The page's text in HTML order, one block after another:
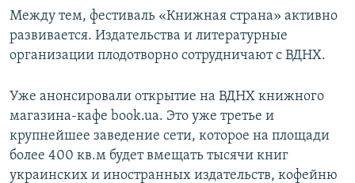
Между тем, фестиваль «Книжная страна» активно
развивается. Издательства и литературные
организации плодотворно сотрудничают с ВДНХ.
Уже анонсировали открытие на ВДНХ книжного
магазина-кафе book.ua. Это уже третье и
крупнейшее заведение сети, которое на площади
более 400 кв.м будет вмещать тысячи книг
украинских и иностранных издательств, кофейню